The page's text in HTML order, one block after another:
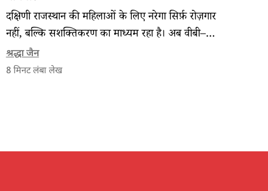
दक्षिणी राजस्थान की महिलाओं के लिए नरेगा सिर्फ़ रोज़गार
नहीं, बल्कि सशक्तिकरण का माध्यम रहा है। अब वीबी–जी
राम जी को लेकर उनका सवाल है कि क्या ये उन्हें नरेगा
जैसे अवसर दे पाएगा?
श्रद्धा जैन
8मिनट लंबा लेख